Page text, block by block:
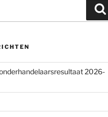
2026-